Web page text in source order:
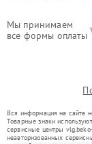
Мы принимаем
все формы оплаты
Вся информация на сайте
Товарные знаки
сервисные центры
неавторизованных